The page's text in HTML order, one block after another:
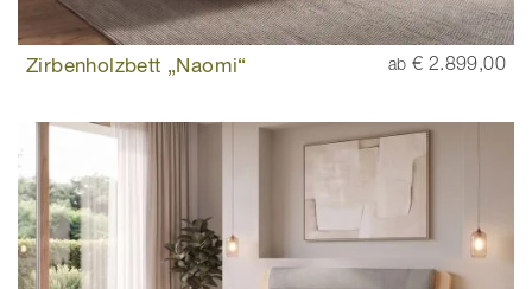
Zirbenholzbett „Naomi“ ab € 2.899,00